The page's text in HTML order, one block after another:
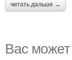
читать дальше →
Вас